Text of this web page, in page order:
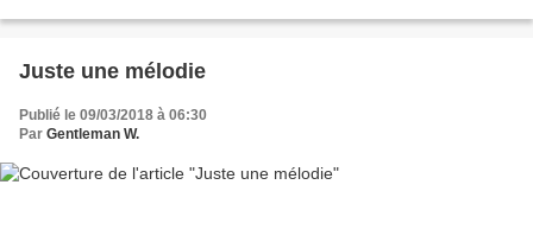
Juste une mélodie
Publié le 09/03/2018 à 06:30
Par Gentleman W.